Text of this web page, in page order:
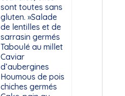
sont toutes sans
gluten. »Salade
de lentilles et de
sarrasin germés
Taboulé au millet
Caviar
d’aubergines
Houmous de pois
chiches germés